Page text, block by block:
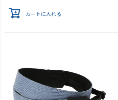
カートに入れる